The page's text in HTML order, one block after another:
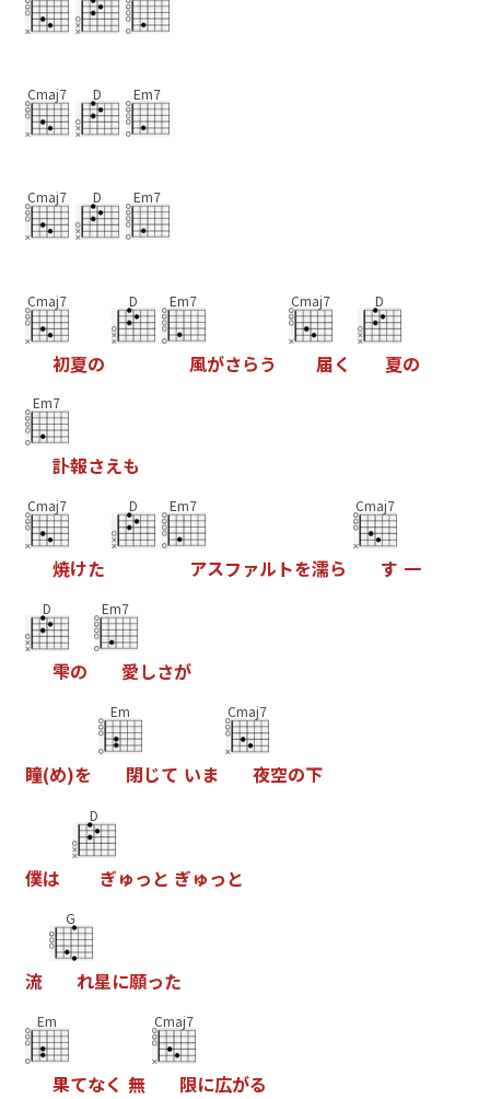
Cmaj7 D Em7
Cmaj7 D Em7
Cmaj7
初夏の
D Em7
風がさらう
Cmaj7
届く
D
夏の
Em7
訃報さえも
Cmaj7
焼けた
D Em7
アスフ ァル トを濡ら
Cmaj7
す 一
D
雫の
Em7
愛しさが
瞳(め)を
Em
閉じて いま
Cmaj7
夜空の下
僕は
D
ぎゅっ と ぎゅっ と
流
G
れ星に願った
Em
果てなく 無
Cmaj7
限に広がる